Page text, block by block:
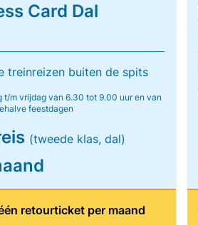
Card Dal
treinreizen buiten de spits
t/m vrijdag van 6.30 tot 9.00 uur en van
feestdagen
(tweede klas, dal)
retourticket per maand